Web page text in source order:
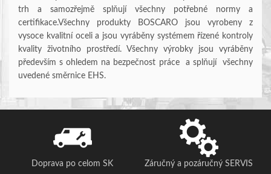
trh a samozřejmě splňují všechny potřebné normy a
certifikace.Všechny produkty BOSCARO jsou vyrobeny z
vysoce kvalitní oceli a jsou vyráběny systémem řízené kontroly
kvality životního prostředí. Všechny výrobky jsou vyráběny
především s ohledem na bezpečnost práce a splňují všechny
uvedené směrnice EHS.
Doprava po celom SK Záručný a pozáručný SERVIS